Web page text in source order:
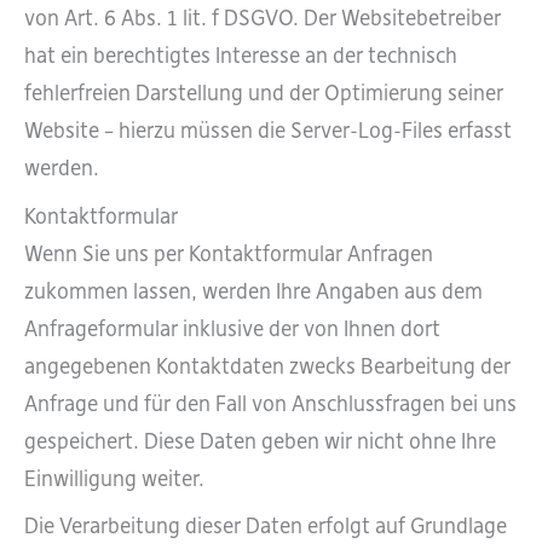
von Art. 6 Abs. 1 lit. f DSGVO. Der Websitebetreiber
hat ein berechtigtes Interesse an der technisch
fehlerfreien Darstellung und der Optimierung seiner
Website – hierzu müssen die Server-Log-Files erfasst
werden.
Kontaktformular
Wenn Sie uns per Kontaktformular Anfragen
zukommen lassen, werden Ihre Angaben aus dem
Anfrageformular inklusive der von Ihnen dort
angegebenen Kontaktdaten zwecks Bearbeitung der
Anfrage und für den Fall von Anschlussfragen bei uns
gespeichert. Diese Daten geben wir nicht ohne Ihre
Einwilligung weiter.
Die Verarbeitung dieser Daten erfolgt auf Grundlage